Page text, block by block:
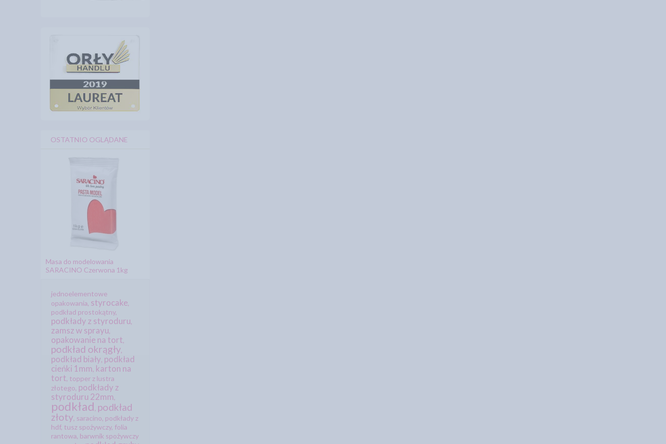
OSTATNIO OGLĄDANE
Masa do modelowania
SARACINO Czerwona 1kg
jednoelementowe
opakowania, styrocake,
podkład prostokątny,
podkłady z styroduru,
zamsz w sprayu,
opakowanie na tort,
podkład okrągły,
podkład biały, podkład
cieńki 1mm, karton na
tort, topper z lustra
złotego, podkłady z
styroduru 22mm,
podkład, podkład
złoty, saracino, podkłady z
hdf, tusz spożywczy, folia
rantowa, barwnik spożywczy